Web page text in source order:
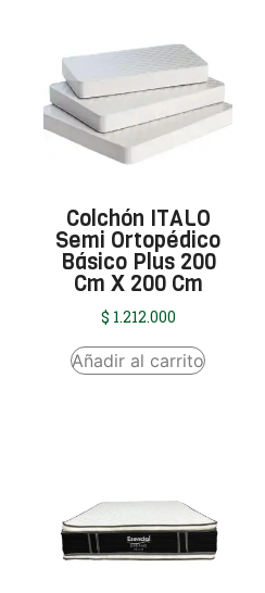
Colchón ITALO
Semi Ortopédico
Básico Plus 200
Cm X 200 Cm
$ 1.212.000
Añadir al carrito